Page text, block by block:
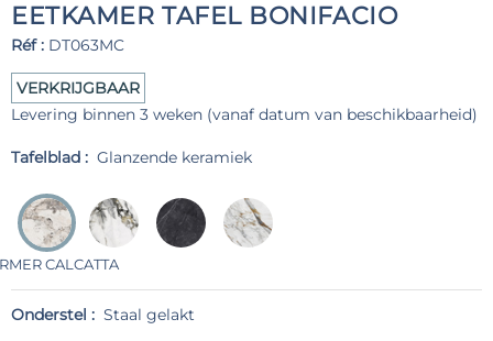
EETKAMER TAFEL BONIFACIO
Réf : DT063MC
VERKRIJGBAAR
Levering binnen 3 weken (vanaf datum van beschikbaarheid)
Tafelblad : Glanzende keramiek
CALCATTA
Onderstel : Staal gelakt